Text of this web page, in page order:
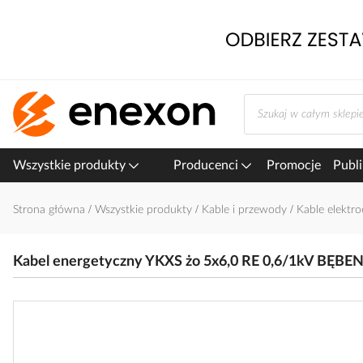
Wszystkie produkty Producenci Promocje
Strona główna Wszystkie produkty Kable i przewody Kable
Kabel energetyczny YKXS żo 5x6,0 RE 0,6/1kV